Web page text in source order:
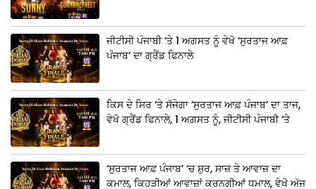
ਜੀਟੀਸੀ ਪੰਜਾਬੀ ‘ਤੇ 1 ਅਗਸਤ ਨੂੰ ਵੇਖੋ ‘ਸੁਰਤਾਜ ਆਫ਼
ਪੰਜਾਬ’ ਦਾ ਗ੍ਰੈਂਡ ਫਿਨਾਲੇ
ਕਿਸ ਦੇ ਸਿਰ ‘ਤੇ ਸੱਜੇਗਾ ‘ਸੁਰਤਾਜ ਆਫ਼ ਪੰਜਾਬ’ ਦਾ ਤਾਜ,
ਵੇਖੋ ਗ੍ਰੈਂਡ ਫਿਨਾਲੇ, 1 ਅਗਸਤ ਨੂੰ, ਜੀਟੀਸੀ ਪੰਜਾਬੀ ‘ਤੇ
‘ਸੁਰਤਾਜ ਆਫ਼ ਪੰਜਾਬ’ ‘ਚ ਸ਼ੁਰ, ਸਾਜ਼ ਤੇ ਆਵਾਜ਼ ਦਾ
ਕਮਾਲ, ਕਿਹੜੀਆਂ ਆਵਾਜ਼ਾਂ ਕਰਨਗੀਆਂ ਧਮਾਲ, ਵੇਖੋ ਅੱਜ